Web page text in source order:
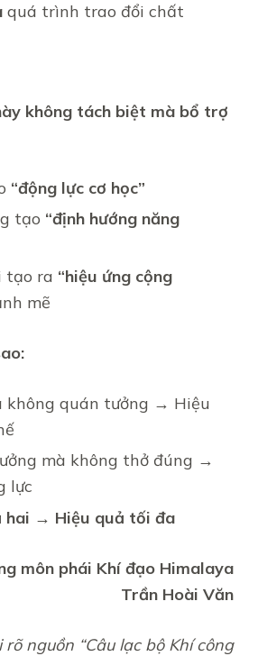
quá trình trao đổi chất
không tách biệt mà bổ trợ
“động lực cơ học”
tạo “định hướng năng
tạo ra “hiệu ứng cộng
mẽ
không quán tưởng → Hiệu
mà không thở đúng →
lực
hai → Hiệu quả tối đa
môn phái Khí đạo Himalaya
Trần Hoài Văn
nguồn “Câu lạc bộ Khí công